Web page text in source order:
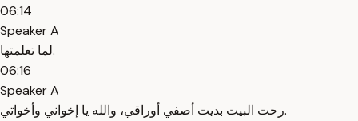
06:14
Speaker A
لما تعلمتها.
06:16
Speaker A
رحت البيت بديت أصفي أوراقي، والله يا إخواني وأخواتي.